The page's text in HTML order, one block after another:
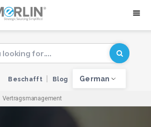
Beschafft Blog German
Vertragsmanagement